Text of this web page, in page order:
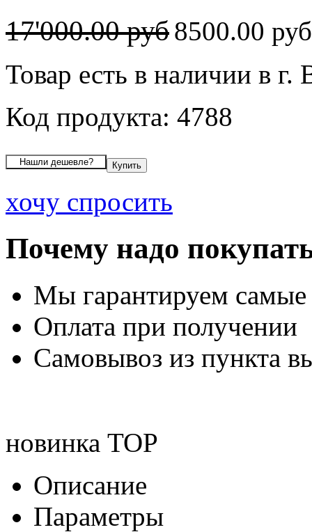
17'000.00 руб8500.00
Товар есть в наличии в г.
Код продукта: 4788
хочу спросить
Почему надо
Мы гарантируем
Оплата при получении
Самовывоз из пункта
новинка TOP
Описание
Параметры